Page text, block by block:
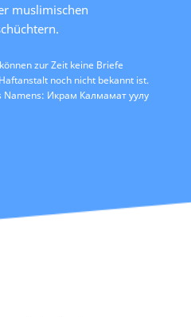
muslimischen
zur Zeit keine Briefe
noch nicht bekannt ist.
Namens: Икрам Калмамат уулу